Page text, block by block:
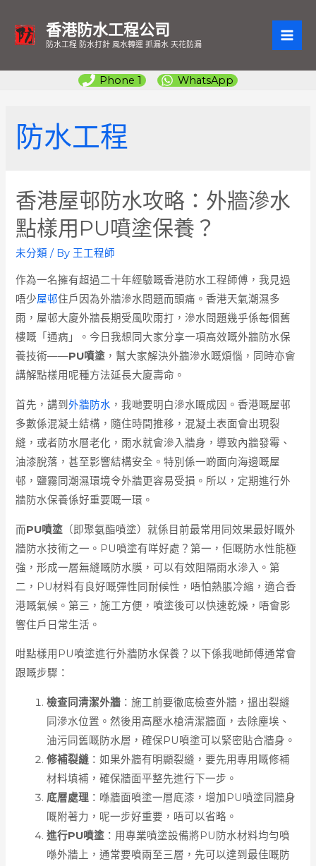
香港防水工程公司
防水工程 防水打針 風水轉運 抓漏水 天花防漏
Phone 1 WhatsApp
防水工程
香港屋邨防水攻略：外牆滲水
點樣用PU噴塗保養？
未分類 / By 王工程師
作為一名擁有超過二十年經驗嘅香港防水工程師傅，我見過
唔少屋邨住戶因為外牆滲水問題而頭痛。香港天氣潮濕多
雨，屋邨大廈外牆長期受風吹雨打，滲水問題幾乎係每個舊
樓嘅「通病」。今日我想同大家分享一項高效嘅外牆防水保
養技術——PU噴塗 ，幫大家解決外牆滲水嘅煩惱，同時亦會
講解點樣用呢種方法延長大廈壽命。
首先，講到外牆防水 ，我哋要明白滲水嘅成因。香港嘅屋邨
多數係混凝土結構，隨住時間推移，混凝土表面會出現裂
縫，或者防水層老化，雨水就會滲入牆身，導致內牆發霉、
油漆脫落，甚至影響結構安全。特別係一啲面向海邊嘅屋
邨，鹽霧同潮濕環境令外牆更容易受損。所以，定期進行外
牆防水保養係好重要嘅一環。
而PU噴塗 （即聚氨酯噴塗）就係目前最常用同效果最好嘅外
牆防水技術之一。PU噴塗有咩好處？第一，佢嘅防水性能極
強，形成一層無縫嘅防水膜，可以有效阻隔雨水滲入。第
二，PU材料有良好嘅彈性同耐候性，唔怕熱脹冷縮，適合香
港嘅氣候。第三，施工方便，噴塗後可以快速乾燥，唔會影
響住戶日常生活。
咁點樣用PU噴塗進行外牆防水保養？以下係我哋師傅通常會
跟嘅步驟：
檢查同清潔外牆 ：施工前要徹底檢查外牆，搵出裂縫
同滲水位置。然後用高壓水槍清潔牆面，去除塵埃、
油污同舊嘅防水層，確保PU噴塗可以緊密貼合牆身。
修補裂縫 ：如果外牆有明顯裂縫，要先用專用嘅修補
材料填補，確保牆面平整先進行下一步。
底層處理 ：喺牆面噴塗一層底漆，增加PU噴塗同牆身
嘅附著力，呢一步好重要，唔可以省略。
進行PU噴塗 ：用專業噴塗設備將PU防水材料均勻噴
喺外牆上，通常要噴兩至三層，先可以達到最佳嘅防